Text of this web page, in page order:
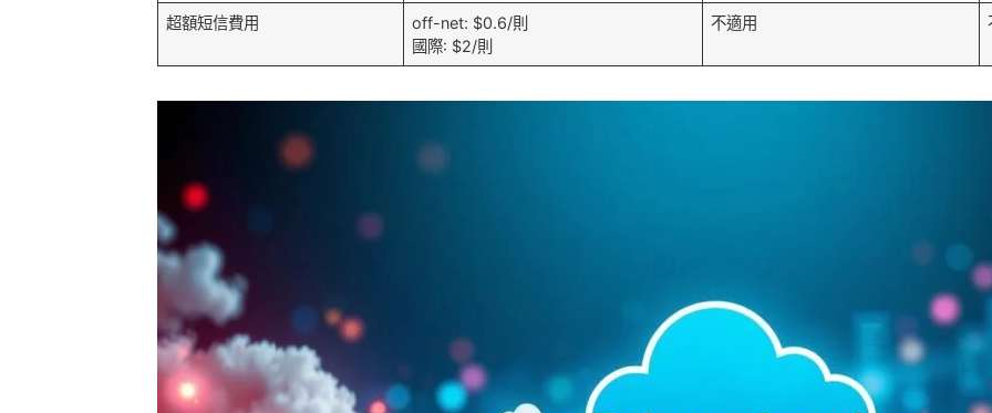
超額短信費用
off-net: $0.6/則
國際: $2/則
不適用